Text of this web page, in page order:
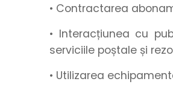
• Contractarea
• Interacțiunea cu
serviciile poștale și
• Utilizarea